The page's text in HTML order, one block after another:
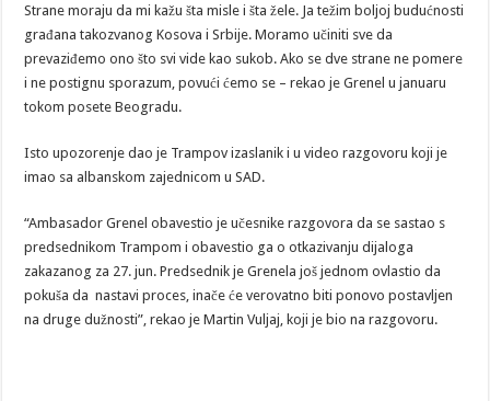
Strane moraju da mi kažu šta misle i šta žele. Ja težim boljoj budućnosti
građana takozvanog Kosova i Srbije. Moramo učiniti sve da
prevaziđemo ono što svi vide kao sukob. Ako se dve strane ne pomere
i ne postignu sporazum, povući ćemo se – rekao je Grenel u januaru
tokom posete Beogradu.
Isto upozorenje dao je Trampov izaslanik i u video razgovoru koji je
imao sa albanskom zajednicom u SAD.
“Ambasador Grenel obavestio je učesnike razgovora da se sastao s
predsednikom Trampom i obavestio ga o otkazivanju dijaloga
zakazanog za 27. jun. Predsednik je Grenela još jednom ovlastio da
pokuša da nastavi proces, inače će verovatno biti ponovo postavljen
na druge dužnosti”, rekao je Martin Vuljaj, koji je bio na razgovoru.